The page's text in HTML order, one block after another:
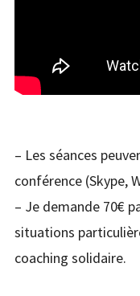
– Les séances
conférence (Skype,
– Je demande 70€
situations
coaching solidaire.